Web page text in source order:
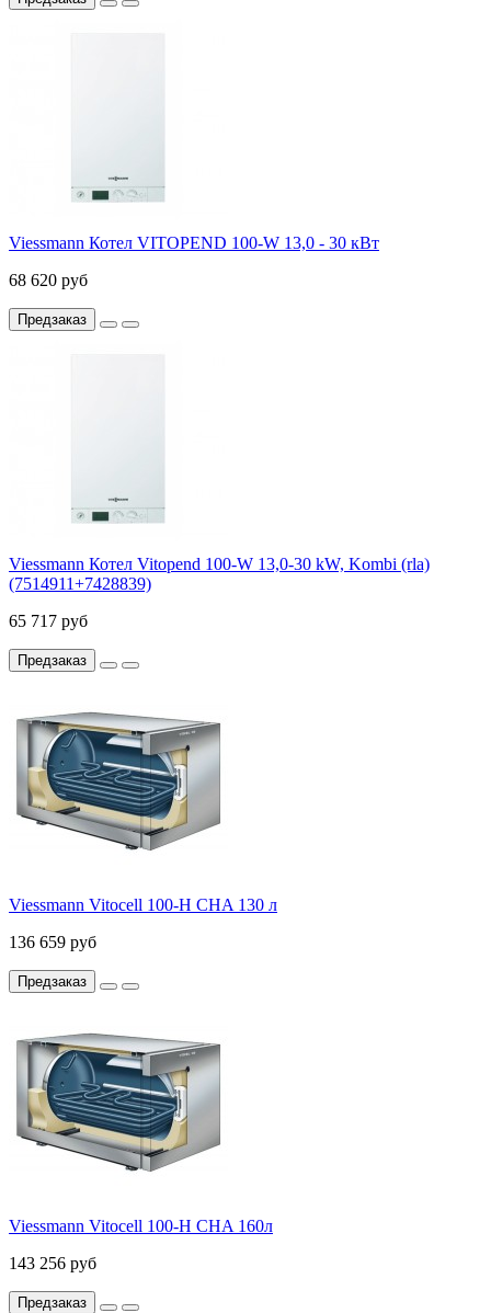
Viessmann Котел VITOPEND 100-W 13,0 - 30 кВт
68 620 руб
Предзаказ
Viessmann Котел Vitopend 100-W 13,0-30 kW, Kombi (rla)
(7514911+7428839)
65 717 руб
Предзаказ
Viessmann Vitocell 100-H CHA 130 л
136 659 руб
Предзаказ
Viessmann Vitocell 100-H CHA 160л
143 256 руб
Предзаказ